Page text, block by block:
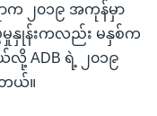
ာက ၂၀၁၉ အကုန်မှာ
ပွမှုနှုန်းကလည်း မနှစ်က
ADB ရဲ့ ၂၀၁၉
တယ်။